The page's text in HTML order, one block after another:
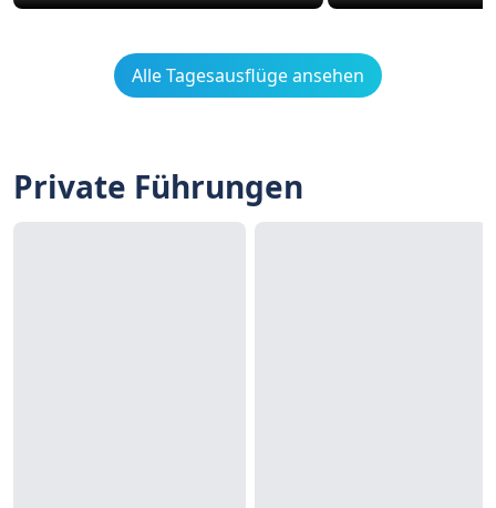
Alle Tagesausflüge ansehen
Private Führungen